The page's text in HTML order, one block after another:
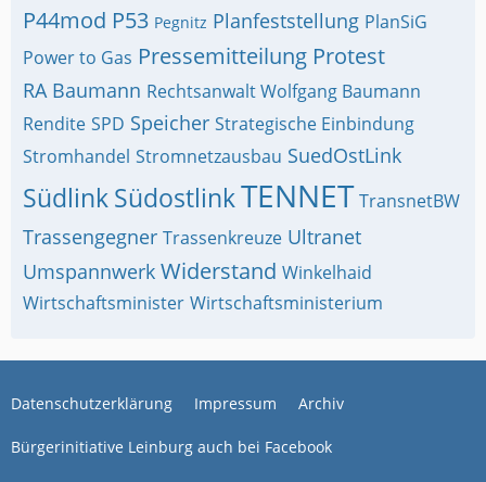
P44mod P53 Pegnitz Planfeststellung PlanSiG
Power to Gas Pressemitteilung Protest
RA Baumann Rechtsanwalt Wolfgang Baumann
Rendite SPD Speicher Strategische Einbindung
Stromhandel Stromnetzausbau SuedOstLink
SüdlinkSüdostlinkTENNET TransnetBW
Trassengegner Trassenkreuze Ultranet
Umspannwerk Widerstand Winkelhaid
Wirtschaftsminister Wirtschaftsministerium
Datenschutzerklärung Impressum Archiv
Bürgerinitiative Leinburg auch bei Facebook